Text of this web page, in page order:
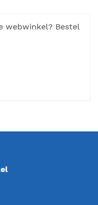
webwinkel? Bestel